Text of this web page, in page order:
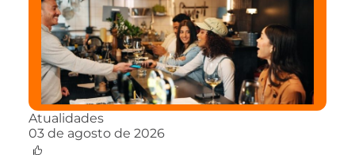
Atualidades
03 de agosto de 2026